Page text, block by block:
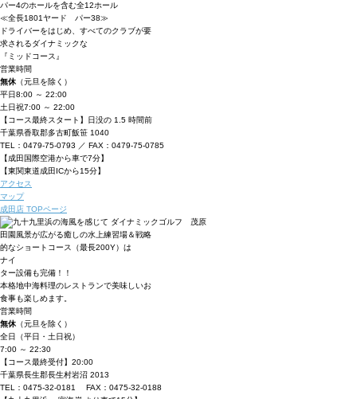
パー4のホールを含む全12ホール
≪全長1801ヤード パー38≫
ドライバーをはじめ、すべてのクラブが要
求されるダイナミックな
『ミッドコース』
営業時間
無休 （元旦を除く）
平日8:00 ～ 22:00
土日祝7:00 ～ 22:00
【コース最終スタート】日没の 1.5 時間前
千葉県香取郡多古町飯笹 1040
TEL：0479-75-0793 ／ FAX：0479-75-0785
【成田国際空港から車で7分】
【東関東道成田ICから15分】
アクセス
マップ
成田店 TOPページ
田園風景が広がる癒しの水上練習場＆戦略
的なショートコース（最長200Y）は
ナイ
ター設備も完備！！
本格地中海料理のレストランで美味しいお
食事も楽しめます。
営業時間
無休 （元旦を除く）
全日（平日・土日祝）
7:00 ～ 22:30
【コース最終受付】20:00
千葉県長生郡長生村岩沼 2013
TEL：0475-32-0181 FAX：0475-32-0188